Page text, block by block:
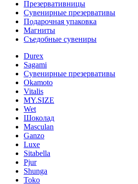
Презервативницы
Сувенирные презервативы
Подарочная упаковка
Магниты
Съедобные сувениры
Durex
Sagami
Сувенирные презервативы
Okamoto
Vitalis
MY.SIZE
Wet
Шоколад
Masculan
Ganzo
Luxe
Sitabella
Pjur
Shunga
Toko